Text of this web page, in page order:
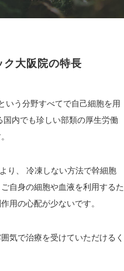
ク大阪院の特長
いう分野すべてで自己細胞を用
内でも珍しい部類の厚生労働
り、 冷凍しない方法で幹細胞
自身の細胞や血液を利用するた
用の心配が少ないです。
気で治療を受けていただけるく